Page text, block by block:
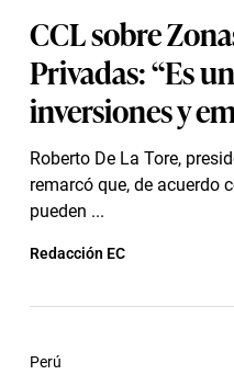
CCL sobre
Privadas: “Es
inversiones y
Roberto De La Tore,
remarcó que, de acuerdo
pueden ...
Redacción EC
Perú